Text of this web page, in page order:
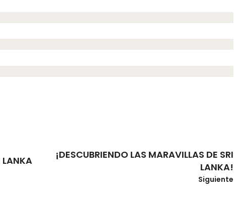
LANKA
¡DESCUBRIENDO LAS MARAVILLAS DE SRI
LANKA!
Siguiente